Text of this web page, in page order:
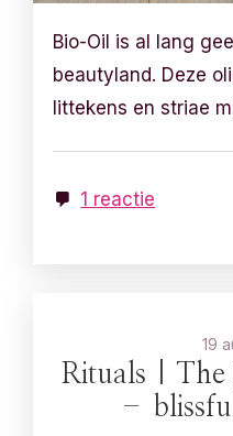
Bio-Oil is al lang
beautyland. Deze
littekens en striae
1 reactie
19
Rituals |
–